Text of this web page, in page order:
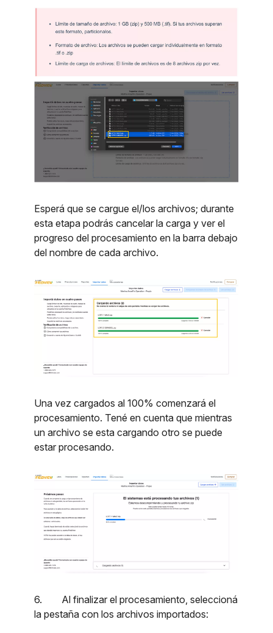
Esperá que se cargue el/los archivos; durante
esta etapa podrás cancelar la carga y ver el
progreso del procesamiento en la barra debajo
del nombre de cada archivo.
Una vez cargados al 100% comenzará el
procesamiento. Tené en cuenta que mientras
un archivo se esta cargando otro se puede
estar procesando.
6. Al finalizar el procesamiento, seleccioná
la pestaña con los archivos importados: